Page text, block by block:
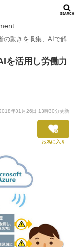
の動きを収集、AIで解
を活用し労働力
年01月26日 13時30分更新
お気に入り